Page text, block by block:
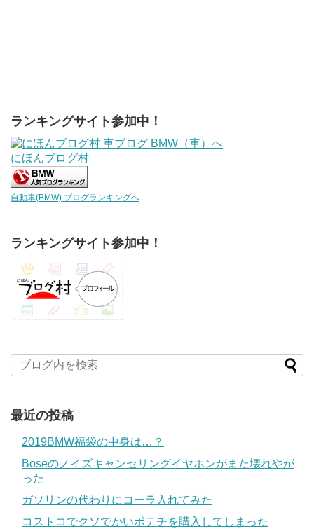
ランキングサイト参加中！
にほんブログ村
自動車(BMW) ブログランキングへ
ランキングサイト参加中！
最近の投稿
2019BMW福袋の中身は…？
Boseのノイズキャンセリングイヤホンがまた壊れやが
った
ガソリンの代わりにコーラ入れてみた
コストコでクソでかいポテチを購入してしまった